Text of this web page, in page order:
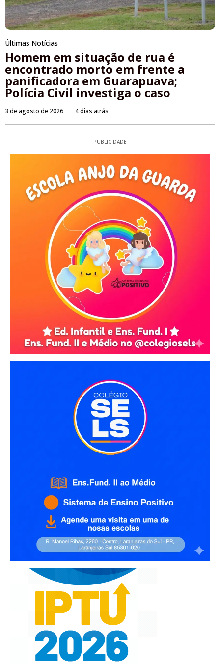
Últimas Notícias
Homem em situação de rua é
encontrado morto em frente a
panificadora em Guarapuava;
Polícia Civil investiga o caso
3 de agosto de 2026 4 dias atrás
PUBLICIDADE